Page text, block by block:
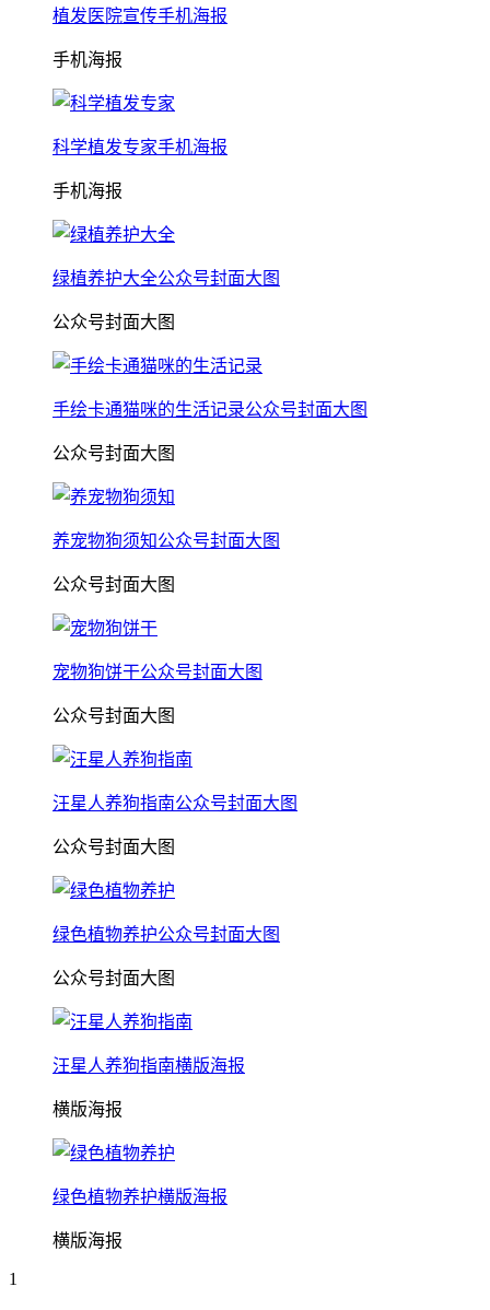
植发医院宣传手机海报
手机海报
科学植发专家手机海报
手机海报
绿植养护大全公众号封面大图
公众号封面大图
手绘卡通猫咪的生活记录公众号封面大图
公众号封面大图
养宠物狗须知公众号封面大图
公众号封面大图
宠物狗饼干公众号封面大图
公众号封面大图
汪星人养狗指南公众号封面大图
公众号封面大图
绿色植物养护公众号封面大图
公众号封面大图
汪星人养狗指南横版海报
横版海报
绿色植物养护横版海报
横版海报
1